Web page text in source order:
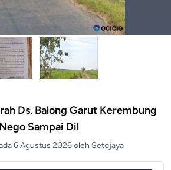
Ds. Balong Garut Kerembung
Nego Sampai Dil
6 Agustus 2026 oleh Setojaya